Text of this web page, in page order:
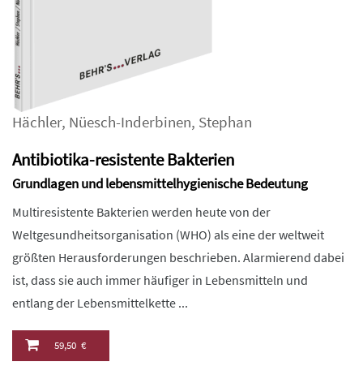
Hächler, Nüesch-Inderbinen, Stephan
Antibiotika-resistente Bakterien
Grundlagen und lebensmittelhygienische Bedeutung
Multiresistente Bakterien werden heute von der
Weltgesundheitsorganisation (WHO) als eine der weltweit
größten Herausforderungen beschrieben. Alarmierend dabei
ist, dass sie auch immer häufiger in Lebensmitteln und
entlang der Lebensmittelkette ...
59,50 €